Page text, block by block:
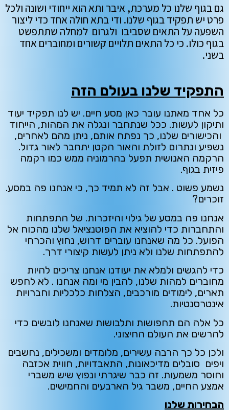
גם בגוף שלנו כל מערכת, איבר ותא הוא ייחודי ושונה ולכל
פרט יש תפקיד בגוף שלנו. ודי בתא חולה אחד כדי ליצור
השפעה על התאים שסביבו ולגרום למחלה שתתפשט
בגוף כולו. כי כל התאים תלויים קשורים ומחוברים אחד
בשני.
התפקיד שלנו בעולם הזה
כל אחד מאתנו עובר כאן מסע חיים. יש לנו תפקיד יעוד
ותיקון לעשות. ככל שנתחבר ונגלה את המהות, הייחוד
והכישורים שלנו, כך נפתח אותם, ניתן מהם לאחרים,
נשפיע ונתרום לזולת והאור הקטן יתחבר לאור גדול.
הרקמה האנושית תפעל בהרמוניה ממש כמו רקמה
פיזית בגוף.
נשמע פשוט . אבל זה לא תמיד כך, כי אנחנו פה במסע.
זוכרים?
אנחנו פה במסע של גילוי והיזכרות. של התפתחות
והתחברות כדי להוציא את הפוטנציאל שלנו מהכוח אל
הפועל. כל מה שאנחנו עוברים דרוש, נחוץ והכרחי
להתפתחות שלנו ולא ניתן לעשות קיצורי דרך.
כדי להגשים ולמלא את יעודנו אנחנו צריכים להיות
מחוברים למהות שלנו, להבין מי ומה אנחנו . לא לחפש
תארים, לימודים מורכבים, הצלחות כלכליות וחברויות
אינטרסנטיות.
כל אלה הם תחפושות ותלבושות שאנחנו לובשים כדי
להרשים את העולם החיצוני.
ולכן כל כך הרבה עשירים, מלומדים ומשכילים, נחשבים
ויפים סובלים מדיכאונות, התאבדויות, חווית אכזבה
וחוסר משמעות. זה כבר שיגרתי ונפוץ שיש משברי
אמצע החיים, משבר גיל הארבעים והחמישים.
הבחירות שלנו